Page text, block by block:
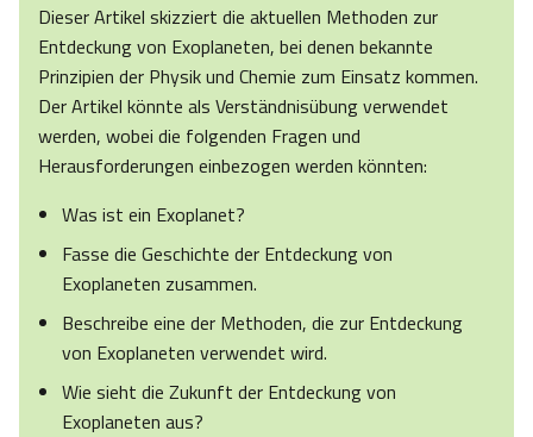
Dieser Artikel skizziert die aktuellen Methoden zur
Entdeckung von Exoplaneten, bei denen bekannte
Prinzipien der Physik und Chemie zum Einsatz kommen.
Der Artikel könnte als Verständnisübung verwendet
werden, wobei die folgenden Fragen und
Herausforderungen einbezogen werden könnten:
Was ist ein Exoplanet?
Fasse die Geschichte der Entdeckung von
Exoplaneten zusammen.
Beschreibe eine der Methoden, die zur Entdeckung
von Exoplaneten verwendet wird.
Wie sieht die Zukunft der Entdeckung von
Exoplaneten aus?